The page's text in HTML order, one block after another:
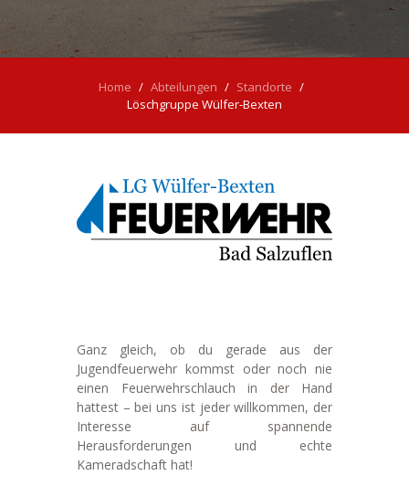
Home Abteilungen
Standorte
Löschgruppe Wülfer-Bexten
Ganz gleich, ob du gerade aus der
Jugendfeuerwehr kommst oder noch nie
einen Feuerwehrschlauch in der Hand
hattest – bei uns ist jeder willkommen, der
Interesse auf spannende
Herausforderungen und echte
Kameradschaft hat!